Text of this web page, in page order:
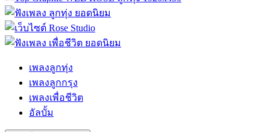
เพลงลูกทุ่ง
เพลงลูกกรุง
เพลงเพื่อชีวิต
อัลบั้ม